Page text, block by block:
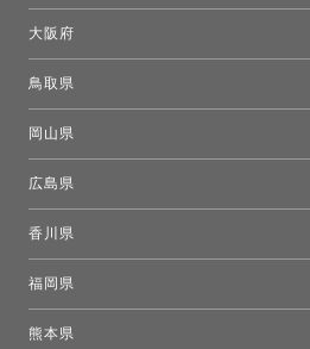
大阪府
鳥取県
岡山県
広島県
香川県
福岡県
熊本県